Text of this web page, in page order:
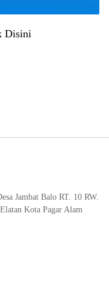
Disini
Jambat Balo RT. 10 RW.
Kota Pagar Alam